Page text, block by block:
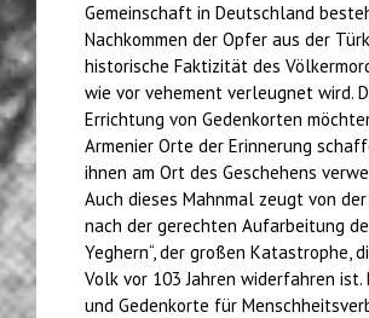
Gemeinschaft in Deutschland
Nachkommen der Opfer aus der
historische Faktizität des
wie vor vehement verleugnet wird.
Errichtung von Gedenkorten
Armenier Orte der Erinnerung
ihnen am Ort des Geschehens
Auch dieses Mahnmal zeugt von
nach der gerechten Aufarbeitung
Yeghern“, der großen Katastrophe,
Volk vor 103 Jahren widerfahren ist.
und Gedenkorte für